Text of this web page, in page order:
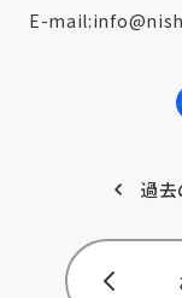
E-mail:
過去